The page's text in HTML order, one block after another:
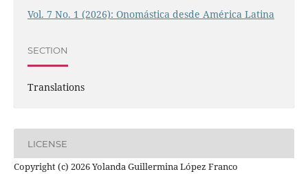
Vol. 7 No. 1 (2026): Onomástica desde América Latina
SECTION
Translations
LICENSE
Copyright (c) 2026 Yolanda Guillermina López Franco